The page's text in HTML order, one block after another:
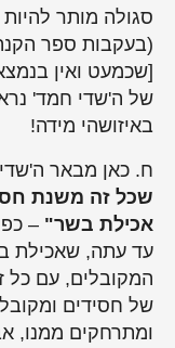
סגולה מותר
(בעקבות ספר
[שכמעט ואין
של ה'שדי חמד'
באיזושהי מידה!
ח. כאן מבאר
שכל זה משנת
אכילת בשר"– כפי
עד עתה, שאכילת
המקובלים, עם כל
של חסידים
ומתרחקים ממנו,